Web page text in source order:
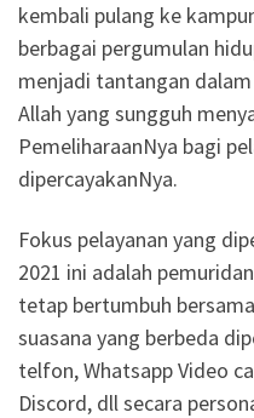
kembali pulang ke
berbagai pergumulan
menjadi tantangan
Allah yang sungguh
PemeliharaanNya bagi
dipercayakanNya.
Fokus pelayanan yang
2021 ini adalah
tetap bertumbuh
suasana yang berbeda
telfon, Whatsapp Video
Discord, dll secara